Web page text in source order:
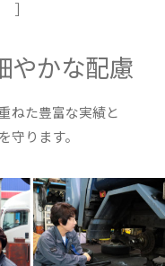
］
やかな配慮
ねた豊富な実績と
守ります。